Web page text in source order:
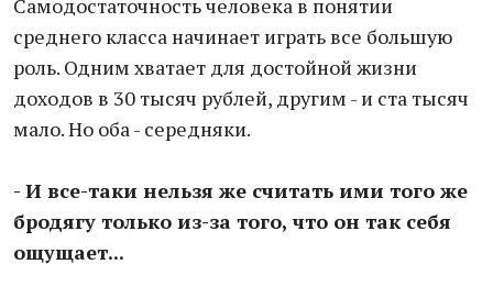
Самодостаточность человека в понятии
среднего класса начинает играть все большую
роль. Одним хватает для достойной жизни
доходов в 30 тысяч рублей, другим - и ста тысяч
мало. Но оба - середняки.
- И все-таки нельзя же считать ими того же
бродягу только из-за того, что он так себя
ощущает...